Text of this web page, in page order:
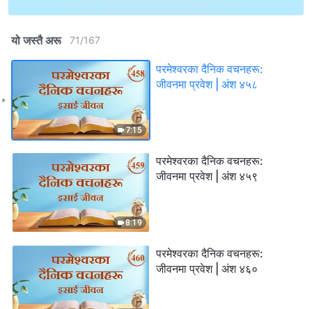
यो जस्तै अरू 71/167
7:15
परमेश्‍वरका दैनिक वचनहरू:
जीवनमा प्रवेश | अंश ४५८
8:19
परमेश्‍वरका दैनिक वचनहरू:
जीवनमा प्रवेश | अंश ४५९
परमेश्‍वरका दैनिक वचनहरू:
जीवनमा प्रवेश | अंश ४६०